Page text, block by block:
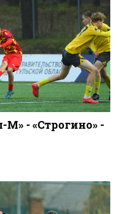
- «Строгино» -